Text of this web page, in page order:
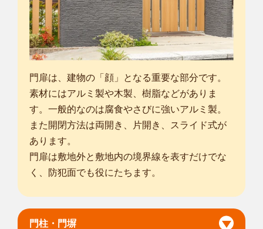
門扉は、建物の「顔」となる重要な部分です。
素材にはアルミ製や木製、樹脂などがありま
す。一般的なのは腐食やさびに強いアルミ製。
また開閉方法は両開き、片開き、スライド式が
あります。
門扉は敷地外と敷地内の境界線を表すだけでな
く、防犯面でも役にたちます。
門柱・門塀